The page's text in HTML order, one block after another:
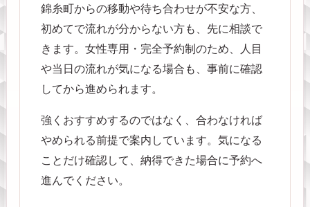
錦糸町からの移動や待ち合わせが不安な方、
初めてで流れが分からない方も、先に相談で
きます。女性専用・完全予約制のため、人目
や当日の流れが気になる場合も、事前に確認
してから進められます。
強くおすすめするのではなく、合わなければ
やめられる前提で案内しています。気になる
ことだけ確認して、納得できた場合に予約へ
進んでください。